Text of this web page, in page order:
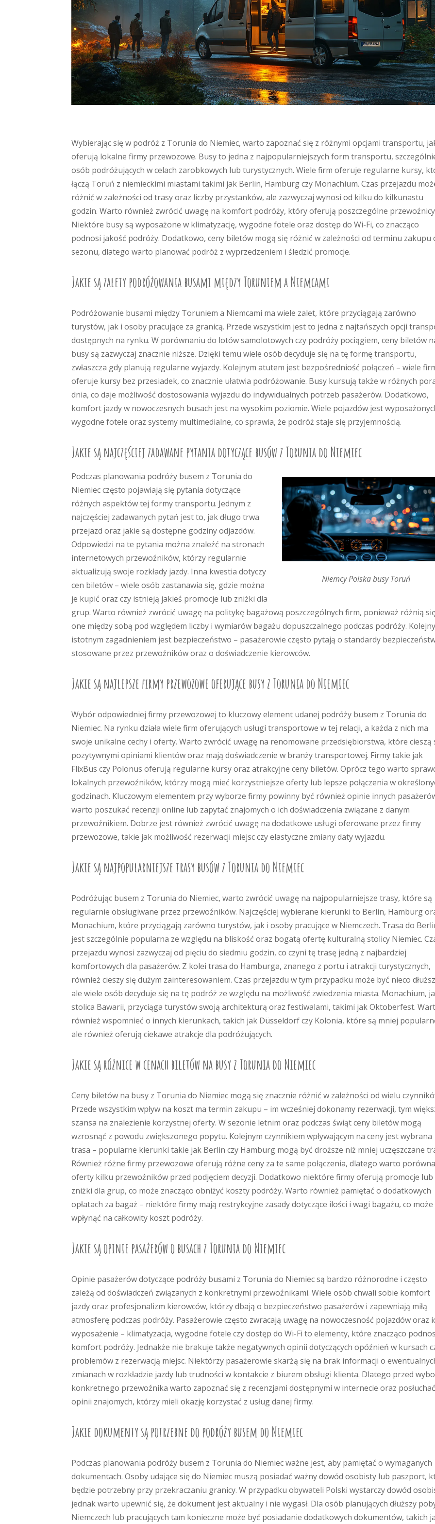
Wybierając się w podróż z Torunia do Niemiec, warto zapoznać się z różnymi opcjami transportu,
oferują lokalne firmy przewozowe. Busy to jedna z najpopularniejszych form transportu,
osób podróżujących w celach zarobkowych lub turystycznych. Wiele firm oferuje regularne kursy,
łączą Toruń z niemieckimi miastami takimi jak Berlin, Hamburg czy Monachium. Czas przejazdu
różnić w zależności od trasy oraz liczby przystanków, ale zazwyczaj wynosi od kilku do kilkunastu
godzin. Warto również zwrócić uwagę na komfort podróży, który oferują poszczególne
Niektóre busy są wyposażone w klimatyzację, wygodne fotele oraz dostęp do Wi-Fi, co znacząco
podnosi jakość podróży. Dodatkowo, ceny biletów mogą się różnić w zależności od terminu zakupu
sezonu, dlatego warto planować podróż z wyprzedzeniem i śledzić promocje.
Jakie są zalety podróżowania busami między Toruniem a Niemcami
Podróżowanie busami między Toruniem a Niemcami ma wiele zalet, które przyciągają zarówno
turystów, jak i osoby pracujące za granicą. Przede wszystkim jest to jedna z najtańszych opcji
dostępnych na rynku. W porównaniu do lotów samolotowych czy podróży pociągiem, ceny biletów
busy są zazwyczaj znacznie niższe. Dzięki temu wiele osób decyduje się na tę formę transportu,
zwłaszcza gdy planują regularne wyjazdy. Kolejnym atutem jest bezpośredniość połączeń – wiele
oferuje kursy bez przesiadek, co znacznie ułatwia podróżowanie. Busy kursują także w różnych
dnia, co daje możliwość dostosowania wyjazdu do indywidualnych potrzeb pasażerów. Dodatkowo,
komfort jazdy w nowoczesnych busach jest na wysokim poziomie. Wiele pojazdów jest
wygodne fotele oraz systemy multimedialne, co sprawia, że podróż staje się przyjemnością.
Jakie są najczęściej zadawane pytania dotyczące busów z Torunia do Niemiec
Niemcy Polska busy Toruń
Podczas planowania podróży busem z Torunia do
Niemiec często pojawiają się pytania dotyczące
różnych aspektów tej formy transportu. Jednym z
najczęściej zadawanych pytań jest to, jak długo trwa
przejazd oraz jakie są dostępne godziny odjazdów.
Odpowiedzi na te pytania można znaleźć na stronach
internetowych przewoźników, którzy regularnie
aktualizują swoje rozkłady jazdy. Inna kwestia dotyczy
cen biletów – wiele osób zastanawia się, gdzie można
je kupić oraz czy istnieją jakieś promocje lub zniżki dla
grup. Warto również zwrócić uwagę na politykę bagażową poszczególnych firm, ponieważ różnią się
one między sobą pod względem liczby i wymiarów bagażu dopuszczalnego podczas podróży.
istotnym zagadnieniem jest bezpieczeństwo – pasażerowie często pytają o standardy
stosowane przez przewoźników oraz o doświadczenie kierowców.
Jakie są najlepsze firmy przewozowe oferujące busy z Torunia do Niemiec
Wybór odpowiedniej firmy przewozowej to kluczowy element udanej podróży busem z Torunia do
Niemiec. Na rynku działa wiele firm oferujących usługi transportowe w tej relacji, a każda z nich ma
swoje unikalne cechy i oferty. Warto zwrócić uwagę na renomowane przedsiębiorstwa, które cieszą
pozytywnymi opiniami klientów oraz mają doświadczenie w branży transportowej. Firmy takie jak
FlixBus czy Polonus oferują regularne kursy oraz atrakcyjne ceny biletów. Oprócz tego warto
lokalnych przewoźników, którzy mogą mieć korzystniejsze oferty lub lepsze połączenia w
godzinach. Kluczowym elementem przy wyborze firmy powinny być również opinie innych
warto poszukać recenzji online lub zapytać znajomych o ich doświadczenia związane z danym
przewoźnikiem. Dobrze jest również zwrócić uwagę na dodatkowe usługi oferowane przez firmy
przewozowe, takie jak możliwość rezerwacji miejsc czy elastyczne zmiany daty wyjazdu.
Jakie są najpopularniejsze trasy busów z Torunia do Niemiec
Podróżując busem z Torunia do Niemiec, warto zwrócić uwagę na najpopularniejsze trasy, które są
regularnie obsługiwane przez przewoźników. Najczęściej wybierane kierunki to Berlin, Hamburg
Monachium, które przyciągają zarówno turystów, jak i osoby pracujące w Niemczech. Trasa do
jest szczególnie popularna ze względu na bliskość oraz bogatą ofertę kulturalną stolicy Niemiec.
przejazdu wynosi zazwyczaj od pięciu do siedmiu godzin, co czyni tę trasę jedną z najbardziej
komfortowych dla pasażerów. Z kolei trasa do Hamburga, znanego z portu i atrakcji turystycznych,
również cieszy się dużym zainteresowaniem. Czas przejazdu w tym przypadku może być nieco
ale wiele osób decyduje się na tę podróż ze względu na możliwość zwiedzenia miasta. Monachium,
stolica Bawarii, przyciąga turystów swoją architekturą oraz festiwalami, takimi jak Oktoberfest.
również wspomnieć o innych kierunkach, takich jak Düsseldorf czy Kolonia, które są mniej
ale również oferują ciekawe atrakcje dla podróżujących.
Jakie są różnice w cenach biletów na busy z Torunia do Niemiec
Ceny biletów na busy z Torunia do Niemiec mogą się znacznie różnić w zależności od wielu
Przede wszystkim wpływ na koszt ma termin zakupu – im wcześniej dokonamy rezerwacji, tym
szansa na znalezienie korzystnej oferty. W sezonie letnim oraz podczas świąt ceny biletów mogą
wzrosnąć z powodu zwiększonego popytu. Kolejnym czynnikiem wpływającym na ceny jest wybrana
trasa – popularne kierunki takie jak Berlin czy Hamburg mogą być droższe niż mniej uczęszczane
Również różne firmy przewozowe oferują różne ceny za te same połączenia, dlatego warto
oferty kilku przewoźników przed podjęciem decyzji. Dodatkowo niektóre firmy oferują promocje lub
zniżki dla grup, co może znacząco obniżyć koszty podróży. Warto również pamiętać o dodatkowych
opłatach za bagaż – niektóre firmy mają restrykcyjne zasady dotyczące ilości i wagi bagażu, co może
wpłynąć na całkowity koszt podróży.
Jakie są opinie pasażerów o busach z Torunia do Niemiec
Opinie pasażerów dotyczące podróży busami z Torunia do Niemiec są bardzo różnorodne i często
zależą od doświadczeń związanych z konkretnymi przewoźnikami. Wiele osób chwali sobie komfort
jazdy oraz profesjonalizm kierowców, którzy dbają o bezpieczeństwo pasażerów i zapewniają miłą
atmosferę podczas podróży. Pasażerowie często zwracają uwagę na nowoczesność pojazdów oraz
wyposażenie – klimatyzacja, wygodne fotele czy dostęp do Wi-Fi to elementy, które znacząco
komfort podróży. Jednakże nie brakuje także negatywnych opinii dotyczących opóźnień w kursach
problemów z rezerwacją miejsc. Niektórzy pasażerowie skarżą się na brak informacji o
zmianach w rozkładzie jazdy lub trudności w kontakcie z biurem obsługi klienta. Dlatego przed
konkretnego przewoźnika warto zapoznać się z recenzjami dostępnymi w internecie oraz posłuchać
opinii znajomych, którzy mieli okazję korzystać z usług danej firmy.
Jakie dokumenty są potrzebne do podróży busem do Niemiec
Podczas planowania podróży busem z Torunia do Niemiec ważne jest, aby pamiętać o wymaganych
dokumentach. Osoby udające się do Niemiec muszą posiadać ważny dowód osobisty lub paszport,
będzie potrzebny przy przekraczaniu granicy. W przypadku obywateli Polski wystarczy dowód
jednak warto upewnić się, że dokument jest aktualny i nie wygasł. Dla osób planujących dłuższy
Niemczech lub pracujących tam konieczne może być posiadanie dodatkowych dokumentów, takich